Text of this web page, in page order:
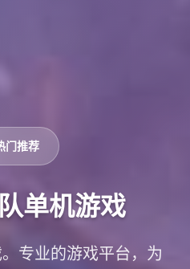
门推荐
单机游戏
专业的游戏平台，为